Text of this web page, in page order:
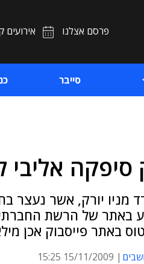
פרסם אצלנו אירועים
סייבר
סיפקה
מניו יורק, אשר נעצר
באתר של הרשת
באתר פייסבוק אכן
15/11/2009 15:25